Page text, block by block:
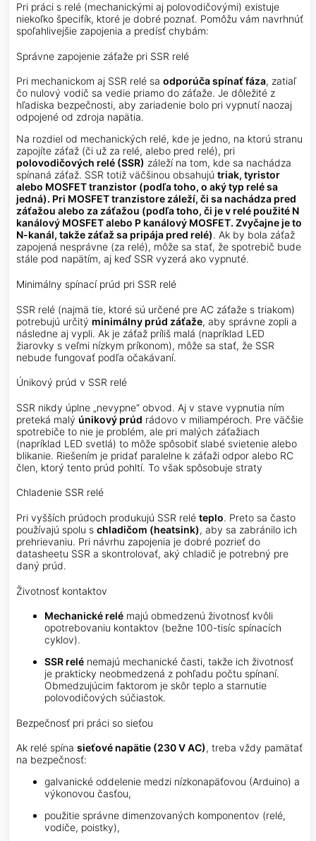
Pri práci s relé (mechanickými aj polovodičovými) existuje
niekoľko špecifík, ktoré je dobré poznať. Pomôžu vám navrhnúť
spoľahlivejšie zapojenia a predísť chybám:
Správne zapojenie záťaže pri SSR relé
Pri mechanickom aj SSR relé sa odporúča spínať fáza, zatiaľ
čo nulový vodič sa vedie priamo do záťaže. Je dôležité z
hľadiska bezpečnosti, aby zariadenie bolo pri vypnutí naozaj
odpojené od zdroja napätia.
Na rozdiel od mechanických relé, kde je jedno, na ktorú stranu
zapojíte záťaž (či už za relé, alebo pred relé), pri
polovodičových relé (SSR) záleží na tom, kde sa nachádza
spínaná záťaž. SSR totiž väčšinou obsahujú triak, tyristor
alebo MOSFET tranzistor (podľa toho, o aký typ relé sa
jedná). Pri MOSFET tranzistore záleží, či sa nachádza pred
záťažou alebo za záťažou (podľa toho, či je v relé použité N
kanálový MOSFET alebo P kanálový MOSFET. Zvyčajne je to
N-kanál, takže záťaž sa pripája pred relé). Ak by bola záťaž
zapojená nesprávne (za relé), môže sa stať, že spotrebič bude
stále pod napätím, aj keď SSR vyzerá ako vypnuté.
Minimálny spínací prúd pri SSR relé
SSR relé (najmä tie, ktoré sú určené pre AC záťaže s triakom)
potrebujú určitý minimálny prúd záťaže, aby správne zopli a
následne aj vypli. Ak je záťaž príliš malá (napríklad LED
žiarovky s veľmi nízkym príkonom), môže sa stať, že SSR
nebude fungovať podľa očakávaní.
Únikový prúd v SSR relé
SSR nikdy úplne „nevypne“ obvod. Aj v stave vypnutia ním
preteká malý únikový prúd rádovo v miliampéroch. Pre väčšie
spotrebiče to nie je problém, ale pri malých záťažiach
(napríklad LED svetlá) to môže spôsobiť slabé svietenie alebo
blikanie. Riešením je pridať paralelne k záťaži odpor alebo RC
člen, ktorý tento prúd pohltí. To však spôsobuje straty
Chladenie SSR relé
Pri vyšších prúdoch produkujú SSR relé teplo. Preto sa často
používajú spolu s chladičom (heatsink), aby sa zabránilo ich
prehrievaniu. Pri návrhu zapojenia je dobré pozrieť do
datasheetu SSR a skontrolovať, aký chladič je potrebný pre
daný prúd.
Životnosť kontaktov
Mechanické relé majú obmedzenú životnosť kvôli
opotrebovaniu kontaktov (bežne 100-tisíc spínacích
cyklov).
SSR relé nemajú mechanické časti, takže ich životnosť
je prakticky neobmedzená z pohľadu počtu spínaní.
Obmedzujúcim faktorom je skôr teplo a starnutie
polovodičových súčiastok.
Bezpečnosť pri práci so sieťou
Ak relé spína sieťové napätie (230 V AC), treba vždy pamätať
na bezpečnosť:
galvanické oddelenie medzi nízkonapäťovou (Arduino) a
výkonovou časťou,
použitie správne dimenzovaných komponentov (relé,
vodiče, poistky),